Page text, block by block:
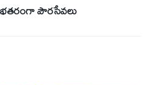
పౌరసేవలు